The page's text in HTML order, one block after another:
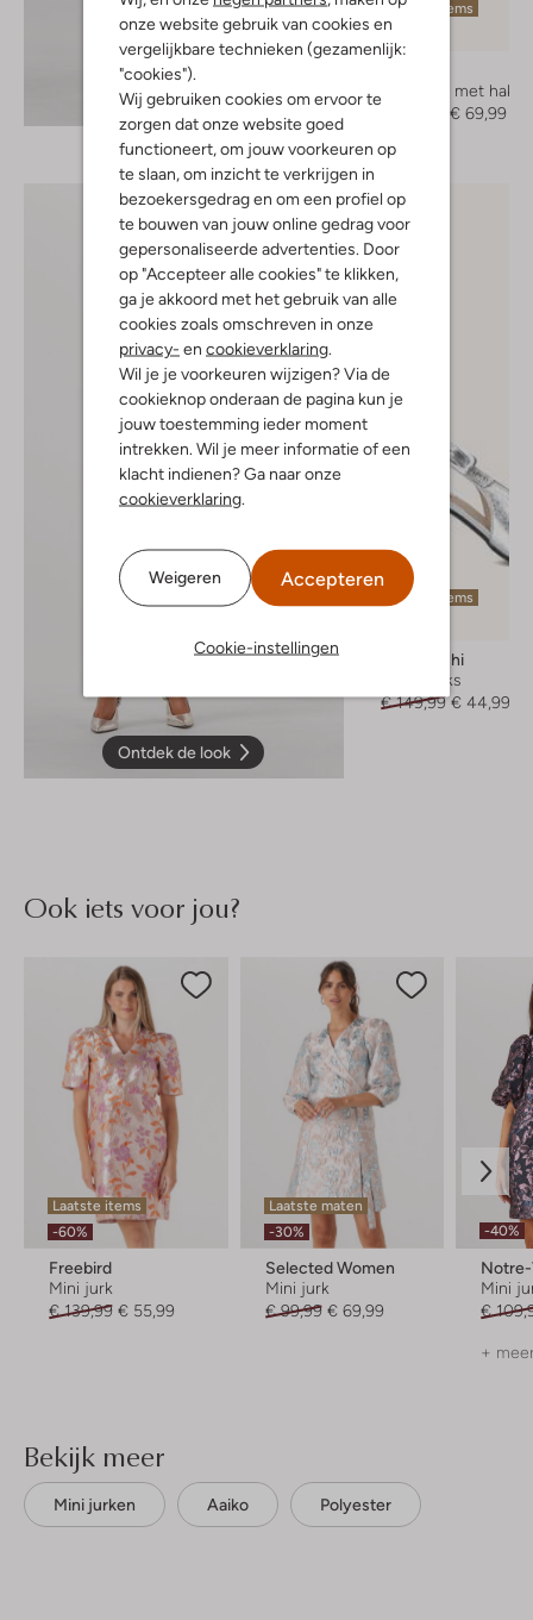
onze website gebruik van cookies en
vergelijkbare technieken (gezamenlijk:
"cookies").
Wij gebruiken cookies om ervoor te
zorgen dat onze website goed
functioneert, om jouw voorkeuren op
te slaan, om inzicht te verkrijgen in
bezoekersgedrag en om een profiel op
te bouwen van jouw online gedrag voor
gepersonaliseerde advertenties. Door
op "Accepteer alle cookies" te klikken,
ga je akkoord met het gebruik van alle
cookies zoals omschreven in onze
privacy- en cookieverklaring
Wil je je voorkeuren wijzigen? Via de
cookieknop onderaan de pagina kun je
jouw toestemming ieder moment
intrekken. Wil je meer informatie of een
klacht indienen? Ga naar onze
cookieverklaring
Weigeren Accepteren
Cookie-instellingen
Ontdek de look
Laatste items
-50%
Sandalen met hak
€ 69,99
Ontdek de look
Laatste items
Lina Locchi
Slingbacks
€ 149,99 € 44,99
Ook iets voor jou?
Laatste items
-60%
Freebird
Mini jurk
€ 139,99 € 55,99
Laatste maten
-30%
Selected Women
Mini jurk
€ 99,99 € 69,99
-40%
Mini
€
+
Bekijk meer
Mini jurken Aaiko Polyester